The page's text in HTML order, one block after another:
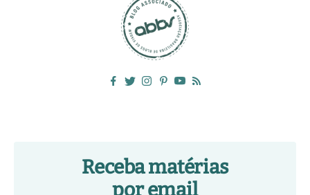
Receba matérias
por email